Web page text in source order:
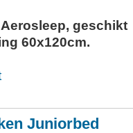
geschikt
60x120cm.
Juniorbed